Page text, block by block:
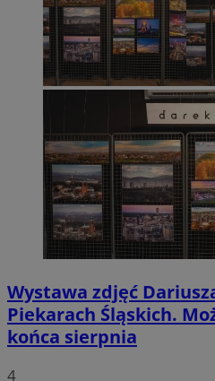
Wystawa zdjęć
Piekarach Śląskich.
końca sierpnia
4